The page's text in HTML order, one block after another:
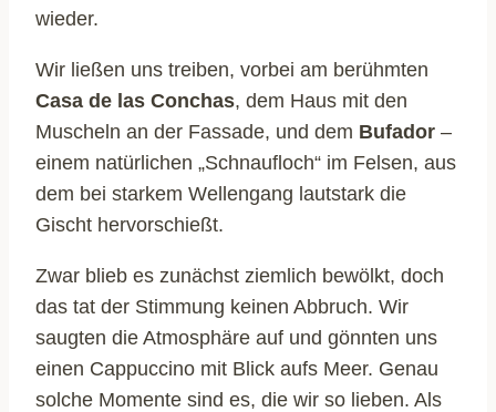
wieder.
Wir ließen uns treiben, vorbei am berühmten
Casa de las Conchas, dem Haus mit den
Muscheln an der Fassade, und dem Bufador –
einem natürlichen „Schnaufloch“ im Felsen, aus
dem bei starkem Wellengang lautstark die
Gischt hervorschießt.
Zwar blieb es zunächst ziemlich bewölkt, doch
das tat der Stimmung keinen Abbruch. Wir
saugten die Atmosphäre auf und gönnten uns
einen Cappuccino mit Blick aufs Meer. Genau
solche Momente sind es, die wir so lieben. Als